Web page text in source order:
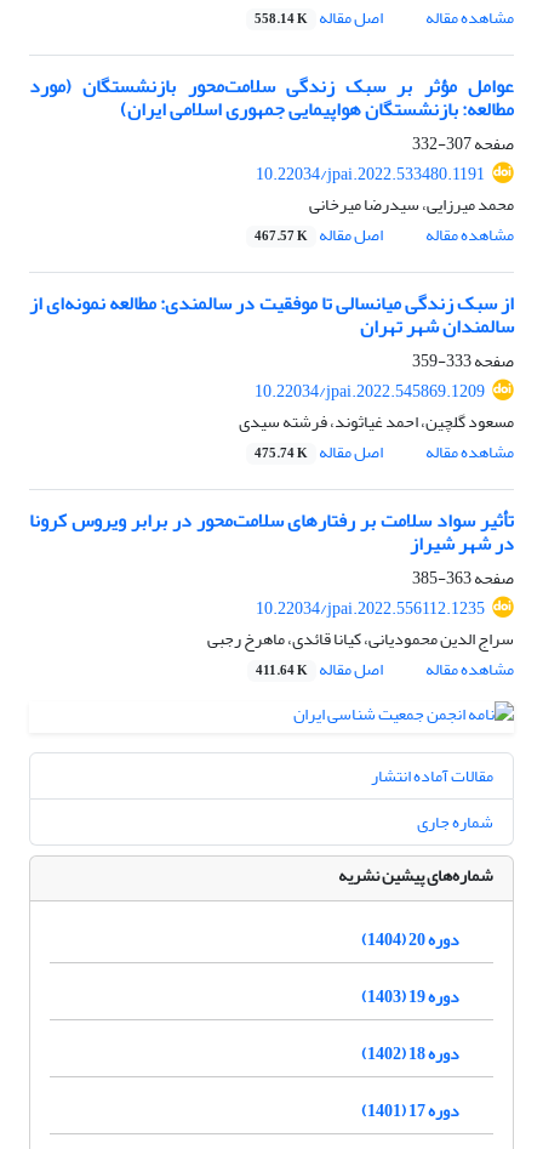
مشاهده مقاله
اصل مقاله 558.14 K
عوامل مؤثر بر سبک زندگی سلامت‌محور بازنشستگان (مورد
مطالعه: بازنشستگان هواپیمایی جمهوری اسلامی ایران)
صفحه307-332
10.22034/jpai.2022.533480.1191
محمد میرزایی، سیدرضا میرخانی
مشاهده مقاله
اصل مقاله 467.57 K
از سبک زندگی میانسالی تا موفقیت در سالمندی: مطالعه نمونه‌ای از
سالمندان شهر تهران
صفحه333-359
10.22034/jpai.2022.545869.1209
مسعود گلچین، احمد غیاثوند، فرشته سیدی
مشاهده مقاله
اصل مقاله 475.74 K
تأثیر سواد سلامت بر رفتارهای سلامت‌محور در برابر ویروس کرونا
در شهر شیراز
صفحه363-385
10.22034/jpai.2022.556112.1235
سراج الدین محمودیانی، کیانا قائدی، ماهرخ رجبی
مشاهده مقاله
اصل مقاله 411.64 K
مقالات آماده انتشار
شماره جاری
شماره‌های پیشین نشریه
دوره 20 (1404)
دوره 19 (1403)
دوره 18 (1402)
دوره 17 (1401)